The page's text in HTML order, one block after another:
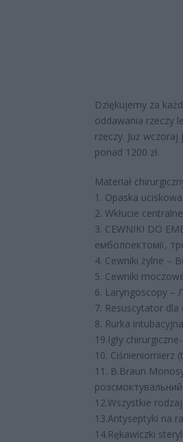
Dziękujemy za
oddawania rzeczy
rzeczy. Już
ponad 1200 zł.
Materiał
1. Opaska
2. Wkłucie
3. CEWNIKI DO
емболоектомії,
4. Cewniki żylne –
5. Cewniki
6. Laryngoscopy –
7. Resuscytator
8. Rurka
19.Igły chirurgiczne-
10.
11. B.Braun
12.Wszystkie
13.Antyseptyki na
14.Rękawiczki